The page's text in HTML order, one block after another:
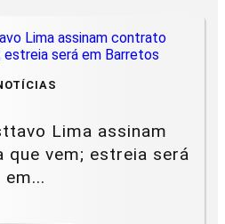
Lima assinam
que vem; estreia será
em...